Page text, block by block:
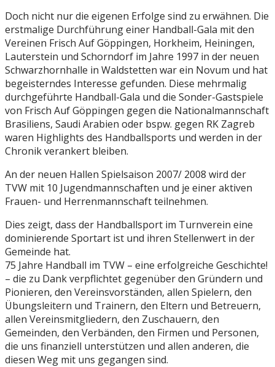
Doch nicht nur die eigenen Erfolge sind zu erwähnen. Die
erstmalige Durchführung einer Handball-Gala mit den
Vereinen Frisch Auf Göppingen, Horkheim, Heiningen,
Lauterstein und Schorndorf im Jahre 1997 in der neuen
Schwarzhornhalle in Waldstetten war ein Novum und hat
begeisterndes Interesse gefunden. Diese mehrmalig
durchgeführte Handball-Gala und die Sonder-Gastspiele
von Frisch Auf Göppingen gegen die Nationalmannschaft
Brasiliens, Saudi Arabien oder bspw. gegen RK Zagreb
waren Highlights des Handballsports und werden in der
Chronik verankert bleiben.
An der neuen Hallen Spielsaison 2007/ 2008 wird der
TVW mit 10 Jugendmannschaften und je einer aktiven
Frauen- und Herrenmannschaft teilnehmen.
Dies zeigt, dass der Handballsport im Turnverein eine
dominierende Sportart ist und ihren Stellenwert in der
Gemeinde hat.
75 Jahre Handball im TVW – eine erfolgreiche Geschichte!
– die zu Dank verpflichtet gegenüber den Gründern und
Pionieren, den Vereinsvorständen, allen Spielern, den
Übungsleitern und Trainern, den Eltern und Betreuern,
allen Vereinsmitgliedern, den Zuschauern, den
Gemeinden, den Verbänden, den Firmen und Personen,
die uns finanziell unterstützen und allen anderen, die
diesen Weg mit uns gegangen sind.